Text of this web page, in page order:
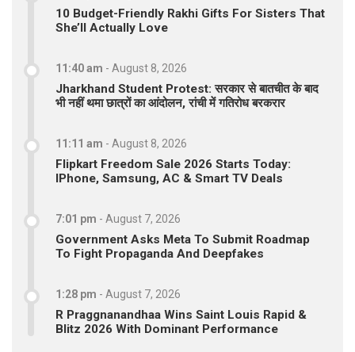
10 Budget-Friendly Rakhi Gifts For Sisters That
She’ll Actually Love
11:40 am - August 8, 2026
Jharkhand Student Protest: सरकार से बातचीत के बाद
भी नहीं थमा छात्रों का आंदोलन, रांची में गतिरोध बरकरार
11:11 am - August 8, 2026
Flipkart Freedom Sale 2026 Starts Today:
IPhone, Samsung, AC & Smart TV Deals
7:01 pm - August 7, 2026
Government Asks Meta To Submit Roadmap
To Fight Propaganda And Deepfakes
1:28 pm - August 7, 2026
R Praggnanandhaa Wins Saint Louis Rapid &
Blitz 2026 With Dominant Performance